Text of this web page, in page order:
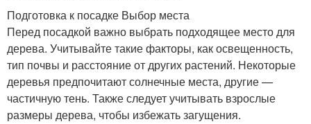
Подготовка к посадке Выбор места
Перед посадкой важно выбрать подходящее место для
дерева. Учитывайте такие факторы, как освещенность,
тип почвы и расстояние от других растений. Некоторые
деревья предпочитают солнечные места, другие —
частичную тень. Также следует учитывать взрослые
размеры дерева, чтобы избежать загущения.